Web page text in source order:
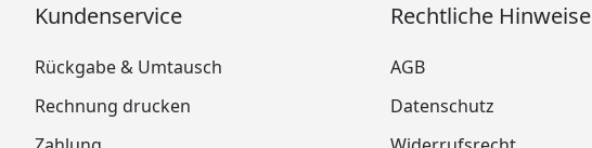
Kundenservice
Rückgabe & Umtausch
Rechnung drucken
Rechtliche Hinweise
AGB
Datenschutz